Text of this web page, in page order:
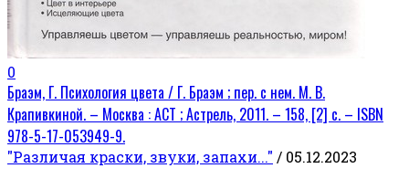
0
Браэм, Г. Психология цвета / Г. Браэм ; пер. с нем. М. В.
Крапивкиной. – Москва : АСТ ; Астрель, 2011. – 158, [2] с. – ISBN
978-5-17-053949-9.
"Различая краски, звуки, запахи..." / 05.12.2023